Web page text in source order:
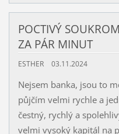
POCTIVÝ
ZA PÁR MINUT
ESTHER 03.11.2024
Nejsem banka, jsou to
půjčím velmi rychle a
čestný, rychlý a
velmi vysoký kapitál na